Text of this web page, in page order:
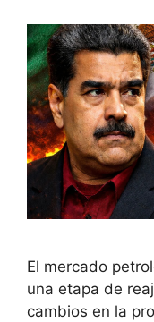
El mercado
una etapa de
cambios en la